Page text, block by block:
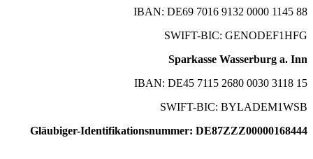
IBAN: DE69 7016 9132 0000 1145 88
SWIFT-BIC: GENODEF1HFG
Sparkasse Wasserburg a. Inn
IBAN: DE45 7115 2680 0030 3118 15
SWIFT-BIC: BYLADEM1WSB
Gläubiger-Identifikationsnummer: DE87ZZZ00000168444